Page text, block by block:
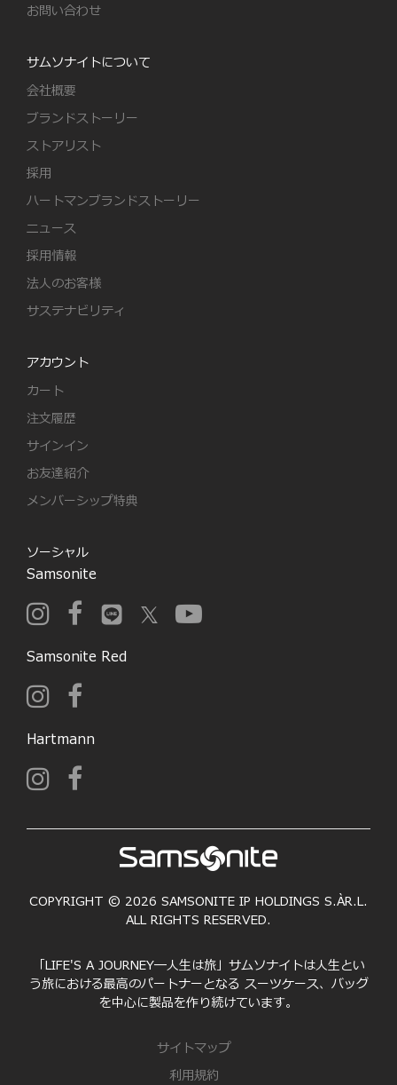
お問い合わせ
サムソナイトについて
会社概要
ブランドストーリー
ストアリスト
採用
ハートマンブランドストーリー
ニュース
採用情報
法人のお客様
サステナビリティ
アカウント
カート
注文履歴
サインイン
お友達紹介
メンバーシップ特典
ソーシャル
Samsonite
Samsonite Red
Hartmann
COPYRIGHT © 2026 SAMSONITE IP HOLDINGS S.ÀR.L.
ALL RIGHTS RESERVED.
「LIFE'S A JOURNEY―人生は旅」サムソナイトは人生とい
う旅における最高のパートナーとなる スーツケース、バッグ
を中心に製品を作り続けています。
サイトマップ
利用規約